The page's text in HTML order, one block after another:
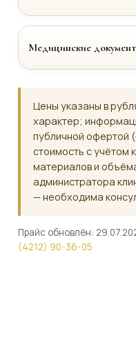
Медицинские
Цены указаны в
характер;
публичной офертой
стоимость с учётом
материалов и
администратора
— необходима
Прайс обновлён:
(4212) 90-36-05